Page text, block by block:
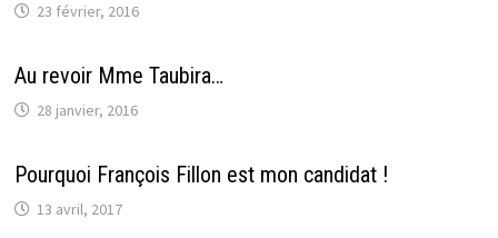
23 février, 2016
Au revoir Mme Taubira…
28 janvier, 2016
Pourquoi François Fillon est mon candidat !
13 avril, 2017